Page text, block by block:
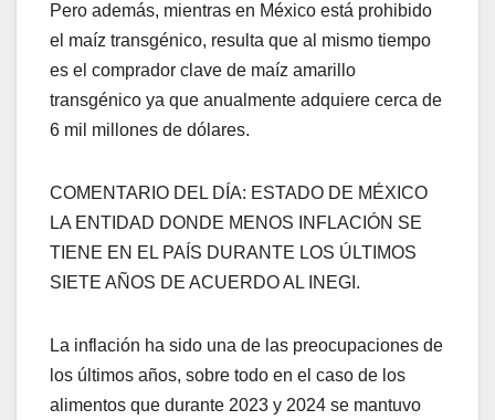
Pero además, mientras en México está prohibido
el maíz transgénico, resulta que al mismo tiempo
es el comprador clave de maíz amarillo
transgénico ya que anualmente adquiere cerca de
6 mil millones de dólares.
COMENTARIO DEL DÍA: ESTADO DE MÉXICO
LA ENTIDAD DONDE MENOS INFLACIÓN SE
TIENE EN EL PAÍS DURANTE LOS ÚLTIMOS
SIETE AÑOS DE ACUERDO AL INEGI.
La inflación ha sido una de las preocupaciones de
los últimos años, sobre todo en el caso de los
alimentos que durante 2023 y 2024 se mantuvo